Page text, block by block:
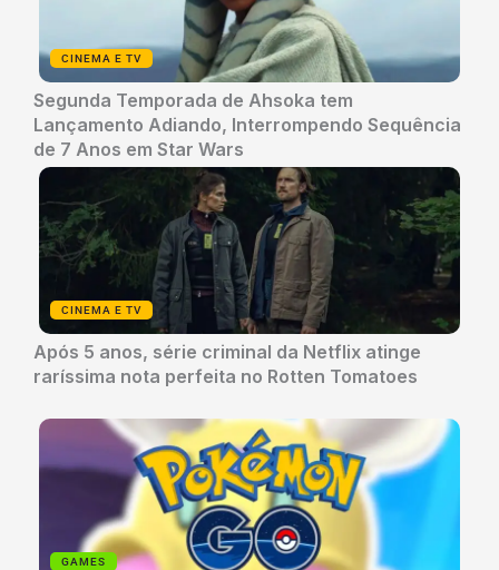
CINEMA E TV
Segunda Temporada de Ahsoka tem
Lançamento Adiando, Interrompendo Sequência
de 7 Anos em Star Wars
CINEMA E TV
Após 5 anos, série criminal da Netflix atinge
raríssima nota perfeita no Rotten Tomatoes
GAMES